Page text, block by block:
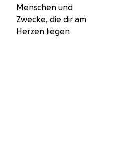
Menschen und
Zwecke, die dir am
Herzen liegen